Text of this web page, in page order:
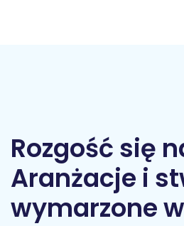
Rozgość się
Aranżacje i
wymarzone